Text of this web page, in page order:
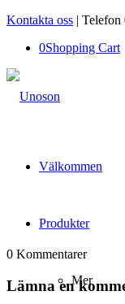
Kontakta oss | Telefon
0Shopping Cart
Välkommen
Produkter
Mer
0 Kommentarer
Lämna en